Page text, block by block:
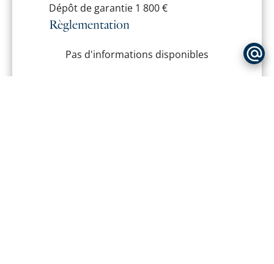
Dépôt de garantie 1 800 €
Règlementation
Pas d'informations disponibles